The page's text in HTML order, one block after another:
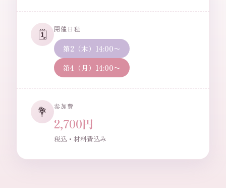
🗓️ 開催日程
第2（木）14:00〜
第4（月）14:00〜
💐 参加費
2,700円
税込・材料費込み